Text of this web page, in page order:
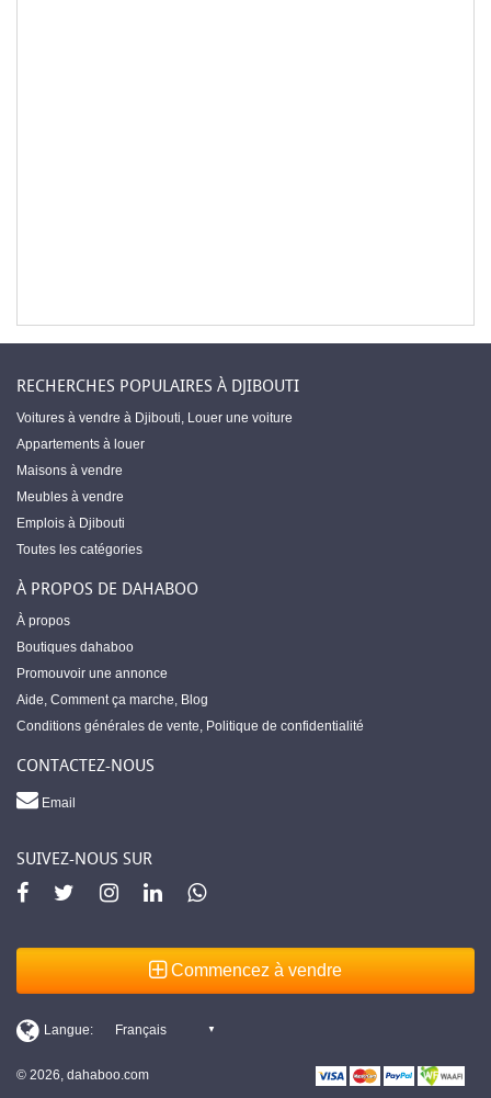
RECHERCHES POPULAIRES À DJIBOUTI
Voitures à vendre à Djibouti, Louer une voiture
Appartements à louer
Maisons à vendre
Meubles à vendre
Emplois à Djibouti
Toutes les catégories
À PROPOS DE DAHABOO
À propos
Boutiques dahaboo
Promouvoir une annonce
Aide, Comment ça marche, Blog
Conditions générales de vente, Politique de confidentialité
CONTACTEZ-NOUS
Email
SUIVEZ-NOUS SUR
Commencez à vendre
© 2026, dahaboo.com